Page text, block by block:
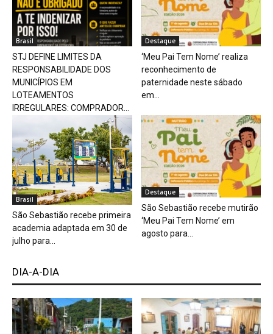
Brasil
STJ DEFINE LIMITES DA
RESPONSABILIDADE DOS
MUNICÍPIOS EM
LOTEAMENTOS
IRREGULARES: COMPRADOR...
Destaque
‘Meu Pai Tem Nome’ realiza
reconhecimento de
paternidade neste sábado
em...
Brasil
São Sebastião recebe primeira
academia adaptada em 30 de
julho para...
Destaque
São Sebastião recebe mutirão
‘Meu Pai Tem Nome’ em
agosto para...
DIA-A-DIA